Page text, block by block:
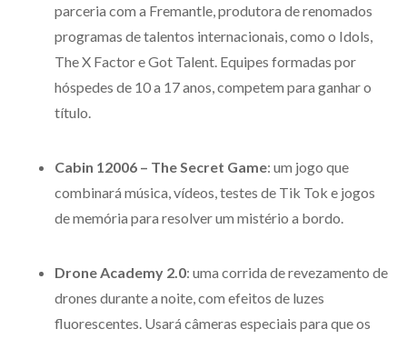
parceria com a Fremantle, produtora de renomados
programas de talentos internacionais, como o Idols,
The X Factor e Got Talent. Equipes formadas por
hóspedes de 10 a 17 anos, competem para ganhar o
título.
Cabin 12006 – The Secret Game: um jogo que
combinará música, vídeos, testes de Tik Tok e jogos
de memória para resolver um mistério a bordo.
Drone Academy 2.0: uma corrida de revezamento de
drones durante a noite, com efeitos de luzes
fluorescentes. Usará câmeras especiais para que os